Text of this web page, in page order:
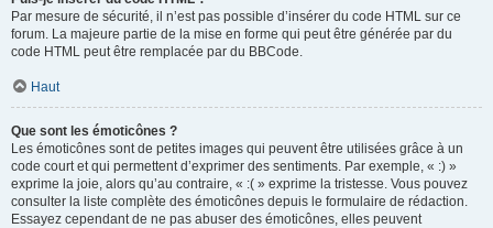
Par mesure de sécurité, il n’est pas possible d’insérer du code HTML sur ce
forum. La majeure partie de la mise en forme qui peut être générée par du
code HTML peut être remplacée par du BBCode.
Haut
Que sont les émoticônes ?
Les émoticônes sont de petites images qui peuvent être utilisées grâce à un
code court et qui permettent d’exprimer des sentiments. Par exemple, « :) »
exprime la joie, alors qu’au contraire, « :( » exprime la tristesse. Vous pouvez
consulter la liste complète des émoticônes depuis le formulaire de rédaction.
Essayez cependant de ne pas abuser des émoticônes, elles peuvent